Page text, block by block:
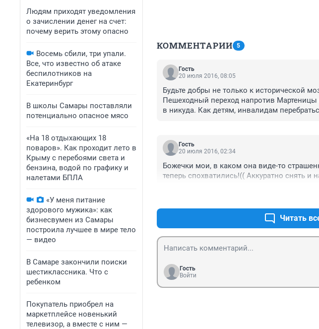
Людям приходят уведомления
о зачислении денег на счет:
почему верить этому опасно
Восемь сбили, три упали.
Все, что известно об атаке
беспилотников на
Екатеринбург
В школы Самары поставляли
потенциально опасное мясо
«На 18 отдыхающих 18
поваров». Как проходит лето в
Крыму с перебоями света и
бензина, водой по графику и
налетами БПЛА
«У меня питание
здорового мужика»: как
бизнесвумен из Самары
построила лучшее в мире тело
— видео
В Самаре закончили поиски
шестиклассника. Что с
ребенком
Покупатель приобрел на
маркетплейсе новенький
телевизор, а вместе с ним —
КОММЕНТАРИИ 5
Гость
20 июля 2016, 08:05
Будьте добры не только к исторической
Пешеходный переход напротив Мартеницы
в никуда. Как детям, инвалидам
требованием переносить нас на руках
ЗАГОРУ!Гость
20 июля 2016, 02:34
Божечки мои, в каком она виде-то
теперь спохватились!(( Аккуратно снять
Читать
Гость
Войти